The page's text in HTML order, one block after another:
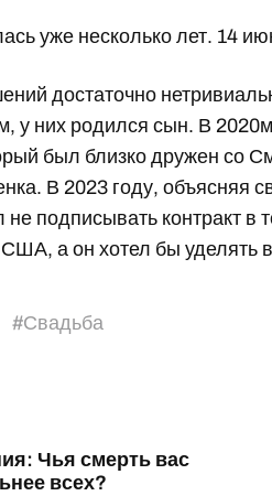
уже несколько лет. 14
достаточно
у них родился сын. В
был близко дружен со
В 2023 году, объясняя
не подписывать контракт в
США, а он хотел бы уделять
#Свадьба
Чья смерть вас
всех?